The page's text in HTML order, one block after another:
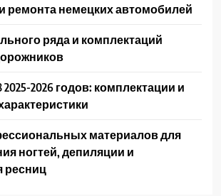
ремонта немецких автомобилей
ряда и комплектаций
2026 годов: комплектации и
материалов для
ногтей, депиляции и
ресниц